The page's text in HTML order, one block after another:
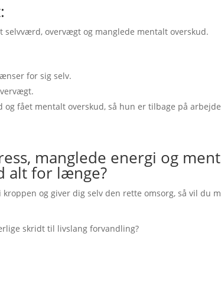
overvægt og manglede mentalt overskud.
for sig selv.
fået mentalt overskud, så hun er tilbage på
manglede energi og
alt for længe?
og giver dig selv den rette omsorg, så vil du
skridt til livslang forvandling?